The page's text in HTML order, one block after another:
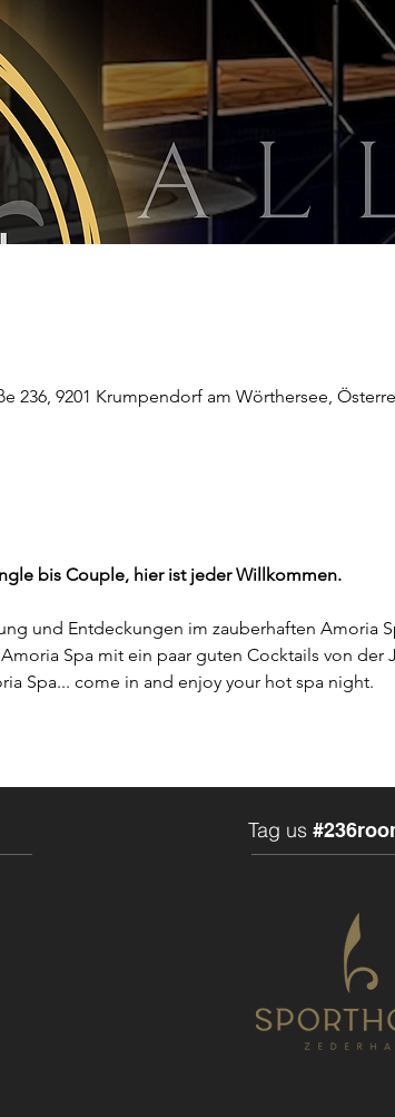
236, 9201 Krumpendorf am Wörthersee,
bis Couple, hier ist jeder Willkommen.
und Entdeckungen im zauberhaften Amoria
Spa mit ein paar guten Cocktails von der
Spa... come in and enjoy your hot spa night.
FREIE ZONE!!!
- Cocktaillounge mit kleiner Speisekarte -
und integriertem Whirlpool mit Blick auf
- Infrarotkabinen - Massagesessel - Finnische
Tag us